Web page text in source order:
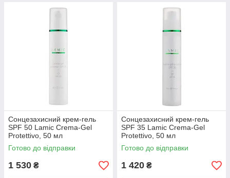
Сонцезахисний крем-гель
SPF 50 Lamic Crema-Gel
Protettivo, 50 мл
Готово до відправки
1 530 ₴
Сонцезахисний крем-гель
SPF 35 Lamic Crema-Gel
Protettivo, 50 мл
Готово до відправки
1 420 ₴